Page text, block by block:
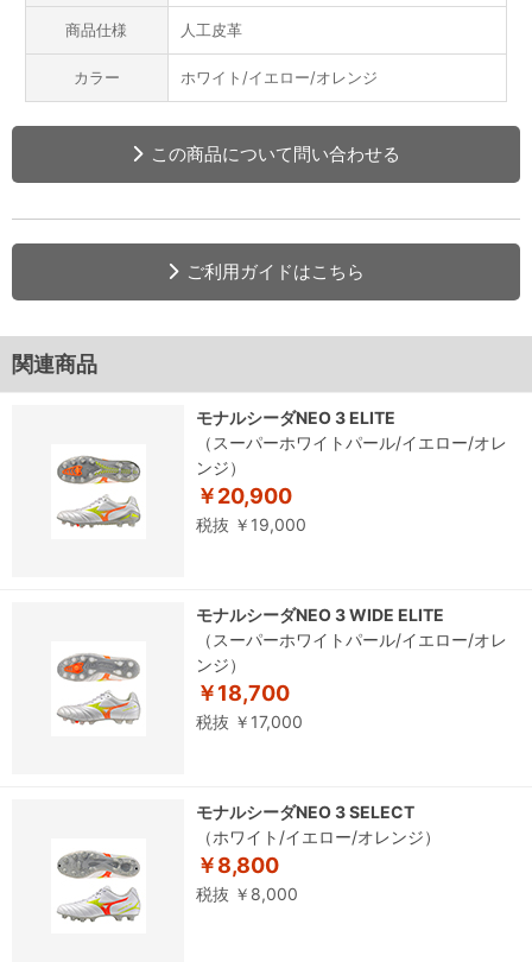
商品仕様 人工皮革
カラー ホワイト/イエロー/オレンジ
この商品について問い合わせる
ご利用ガイドはこちら
関連商品
モナルシーダNEO 3 ELITE
（スーパーホワイトパール/イエロー/オレ
ンジ）
￥20,900
税抜 ￥19,000
モナルシーダNEO 3 WIDE ELITE
（スーパーホワイトパール/イエロー/オレ
ンジ）
￥18,700
税抜 ￥17,000
モナルシーダNEO 3 SELECT
（ホワイト/イエロー/オレンジ）
￥8,800
税抜 ￥8,000